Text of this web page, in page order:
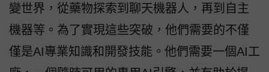
變世界，從藥物探索到聊天機器人，再到自主
機器等。為了實現這些突破，他們需要的不僅
僅是AI專業知識和開發技能。他們需要一個AI工